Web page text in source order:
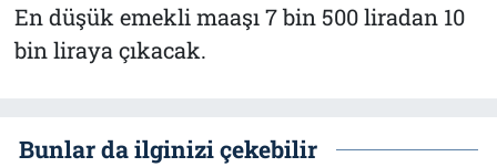
En düşük emekli maaşı 7 bin 500 liradan 10
bin liraya çıkacak.
Bunlar da ilginizi çekebilir